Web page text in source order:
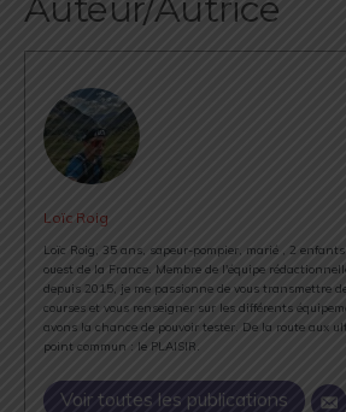
Auteur/Autrice
Loïc Roig
Loïc Roig, 35 ans, sapeur-pompier, marié , 2
ouest de la France. Membre de l'équipe
depuis 2015, je me passionne de vous transmettre
courses et vous renseigner sur les différents
avons la chance de pouvoir tester. De la route aux
point commun : le PLAISIR.
Voir toutes les publications